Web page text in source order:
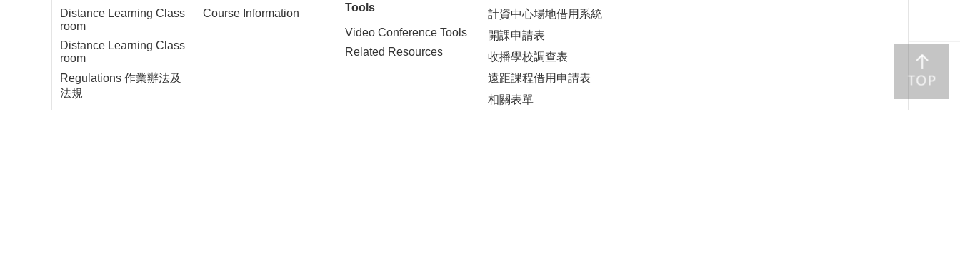
Distance Learning Class
room
Distance Learning Class
room
Regulations 作業辦法及
法規
Course Information
Tools
Video Conference Tools
Related Resources
計資中心場地借用系統
開課申請表
收播學校調查表
遠距課程借用申請表
相關表單